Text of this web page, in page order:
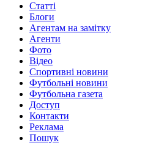
Статті
Блоги
Агентам на замітку
Агенти
Фото
Відео
Спортивні новини
Футбольні новини
Футбольна газета
Доступ
Контакти
Реклама
Пошук